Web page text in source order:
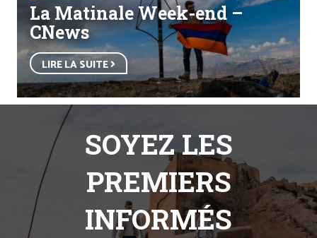
La Matinale Week-end –
CNews
LIRE LA SUITE
SOYEZ LES
PREMIERS
INFORMÉS